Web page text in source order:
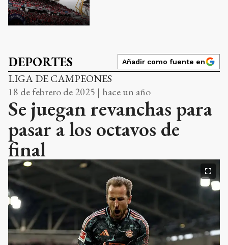
DEPORTES Añadir como fuente en
LIGA DE CAMPEONES
18 de febrero de 2025 | hace un año
Se juegan revanchas para
pasar a los octavos de
final